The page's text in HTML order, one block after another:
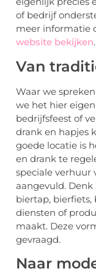
of bedrijf
meer informatie
website bekijken.
Van
Waar we
we het hier
bedrijfsfeest of
drank en hapjes
goede locatie is
en drank te
speciale verhuur
aangevuld. Denk
biertap,
diensten of
maakt. Deze
gevraagd.
Naar